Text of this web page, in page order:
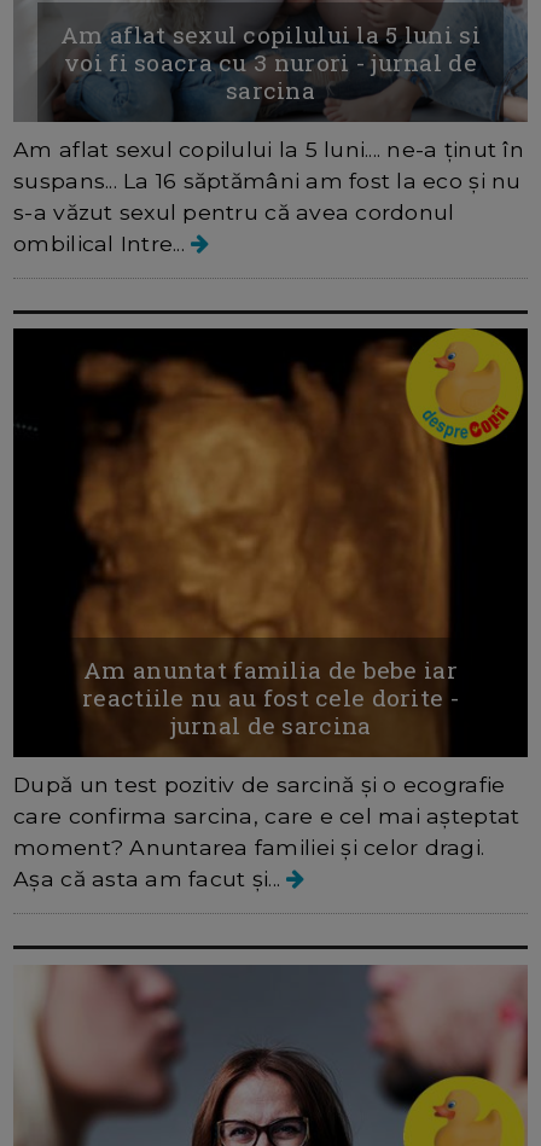
Am aflat sexul copilului la 5 luni si
voi fi soacra cu 3 nurori - jurnal de
sarcina
Am aflat sexul copilului la 5 luni.... ne-a ținut în
suspans... La 16 săptămâni am fost la eco și nu
s-a văzut sexul pentru că avea cordonul
ombilical Intre...
Am anuntat familia de bebe iar
reactiile nu au fost cele dorite -
jurnal de sarcina
După un test pozitiv de sarcină și o ecografie
care confirma sarcina, care e cel mai așteptat
moment? Anuntarea familiei și celor dragi.
Așa că asta am facut și...